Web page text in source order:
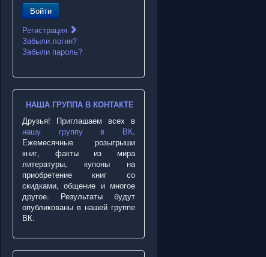
Войти
Регистрация
Забыли логин?
Забыли пароль?
НАША ГРУППА В КОНТАКТЕ
Друзья! Приглашаем всех в
нашу группу в ВК.
Ежемесячные розыгрыши
книг, факты из мира
литературы, купоны на
приобретение книг со
скидками, общение и многое
другое. Результаты будут
опубликованы в нашей группе
ВК.